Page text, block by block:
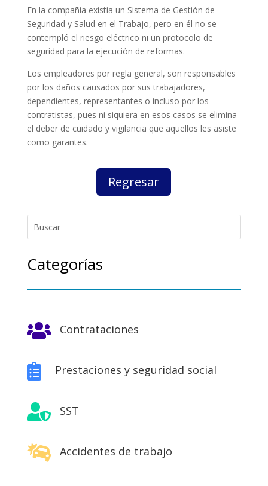
En la compañía existía un Sistema de Gestión de
Seguridad y Salud en el Trabajo, pero en él no se
contempló el riesgo eléctrico ni un protocolo de
seguridad para la ejecución de reformas.
Los empleadores por regla general, son responsables
por los daños causados por sus trabajadores,
dependientes, representantes o incluso por los
contratistas, pues ni siquiera en esos casos se elimina
el deber de cuidado y vigilancia que aquellos les asiste
como garantes.
Regresar
Categorías
 Contrataciones
 Prestaciones y seguridad social
 SST
 Accidentes de trabajo